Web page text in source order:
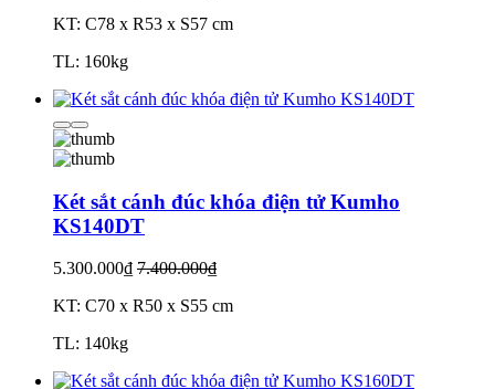
KT: C78 x R53 x S57 cm
TL: 160kg
Két sắt cánh đúc khóa điện tử Kumho
KS140DT
5.300.000₫ 7.400.000₫
KT: C70 x R50 x S55 cm
TL: 140kg